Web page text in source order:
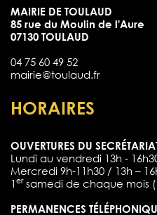
MAIRIE DE TOULAUD
85 rue du Moulin de l'Aure
07130 TOULAUD
04 75 60 49 52
mairie@toulaud.fr
HORAIRES
OUVERTURES DU
Lundi au vendredi 13h -
Mercredi 9h-11h30 / 13h –
1 ersamedi de chaque mois
PERMANENCES